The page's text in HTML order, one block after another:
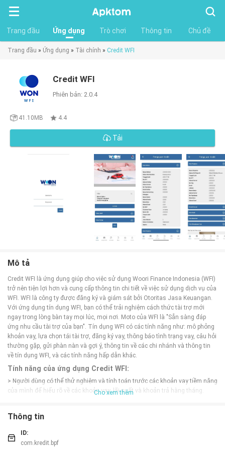
Tìm
kiếm
Trang đầu
Ứng dụng Trò chơi Thông tin Chủ đề
Trang đầu » Ứng dụng » Tài chính » Credit WFI
Credit WFI
Phiên bản: 2.0.4
41.10MB 4.4
Tải
Mô tả
Credit WFI là ứng dụng giúp cho việc sử dụng Woori Finance Indonesia (WFI)
trở nên tiện lợi hơn và cung cấp thông tin chi tiết về việc sử dụng dịch vụ của
WFI. WFI là công ty được đăng ký và giám sát bởi Otoritas Jasa Keuangan.
Với ứng dụng tín dụng WFI, bạn có thể trải nghiệm cách thức tài trợ mới
ngay trong lòng bàn tay mọi lúc, mọi nơi. Moto của WFI là "Sẵn sàng đáp
ứng nhu cầu tài trợ của bạn". Tín dụng WFI có các tính năng như: mô phỏng
khoản vay, lựa chọn tái tài trợ, đăng ký vay, thông báo tình trạng vay, câu hỏi
thường gặp, gửi phàn nàn và gợi ý, thông tin về các chi nhánh và thông tin
về tín dụng WFI, và các tính năng hấp dẫn khác.
Tính năng của ứng dụng Credit WFI:
> Người dùng có thể thử nghiệm và tính toán trước các khoản vay tiềm năng
của mình để hiểu rõ về các khoản vay, lãi suất và khoản trả hàng tháng.
> Người dùng có thể gửi đơn xin vay tiền thông qua ứng dụng này, tiết kiệm
thời gian và công sức so với việc phải đến ngân hàng trực tiếp.
> Ứng dụng cung cấp thông báo về trạng thái của khoản vay, từ việc duyệt
đơn, giải ngân đến việc trả nợ. Điều này giúp người dùng nắm bắt được
Cho xem thêm
Thông tin
ID:
com.kredit.bpf